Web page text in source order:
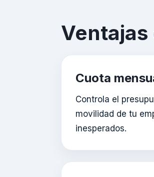
Cuota
Controla el
movilidad de tu
inesperados.